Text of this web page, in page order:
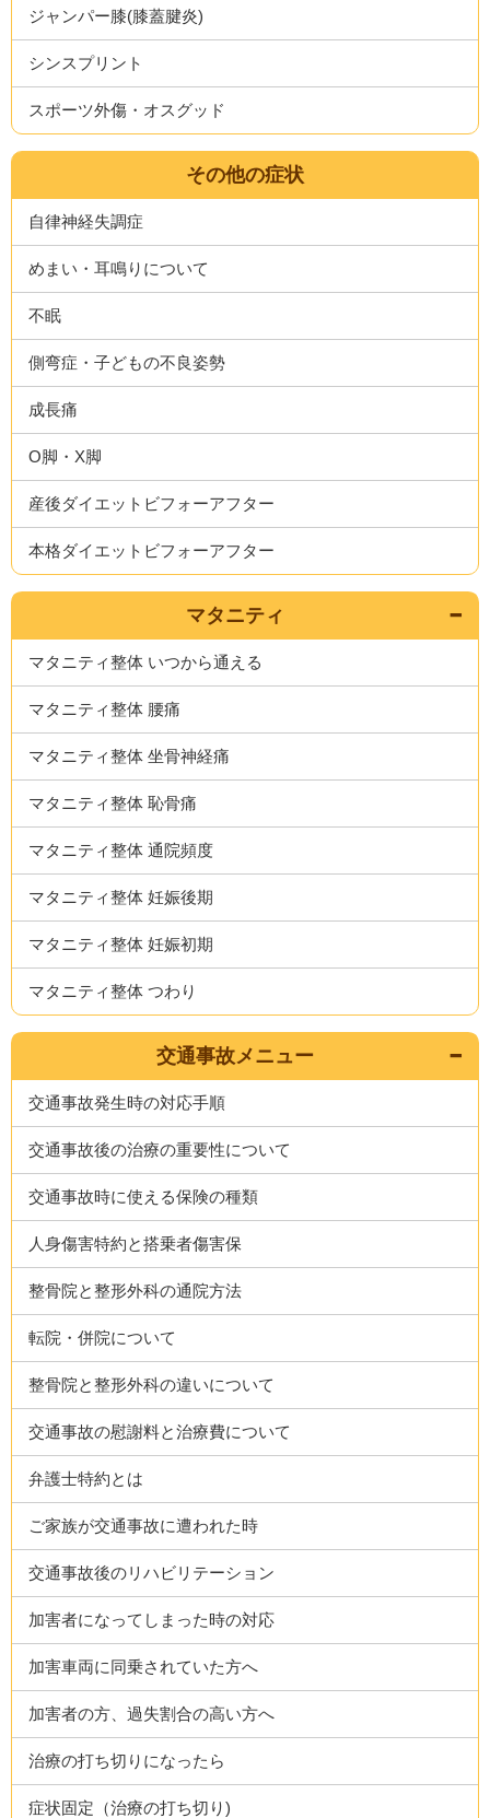
ジャンパー膝(膝蓋腱炎)
シンスプリント
スポーツ外傷・オスグッド
その他の症状
自律神経失調症
めまい・耳鳴りについて
不眠
側弯症・子どもの不良姿勢
成長痛
O脚・X脚
産後ダイエットビフォーアフター
本格ダイエットビフォーアフター
マタニティ
マタニティ整体 いつから通える
マタニティ整体 腰痛
マタニティ整体 坐骨神経痛
マタニティ整体 恥骨痛
マタニティ整体 通院頻度
マタニティ整体 妊娠後期
マタニティ整体 妊娠初期
マタニティ整体 つわり
交通事故メニュー
交通事故発生時の対応手順
交通事故後の治療の重要性について
交通事故時に使える保険の種類
人身傷害特約と搭乗者傷害保
整骨院と整形外科の通院方法
転院・併院について
整骨院と整形外科の違いについて
交通事故の慰謝料と治療費について
弁護士特約とは
ご家族が交通事故に遭われた時
交通事故後のリハビリテーション
加害者になってしまった時の対応
加害車両に同乗されていた方へ
加害者の方、過失割合の高い方へ
治療の打ち切りになったら
症状固定（治療の打ち切り)